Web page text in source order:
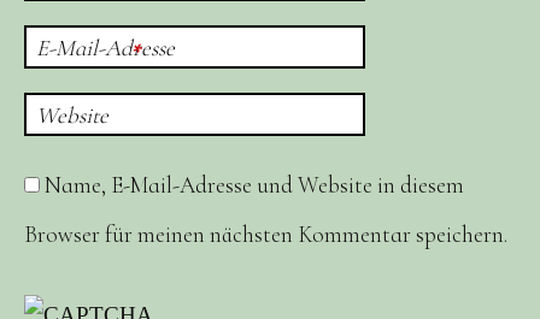
E-Mail-Adresse
*
Website
Name, E-Mail-Adresse und Website in diesem
Browser für meinen nächsten Kommentar speichern.